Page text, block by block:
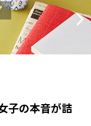
子の本音が詰